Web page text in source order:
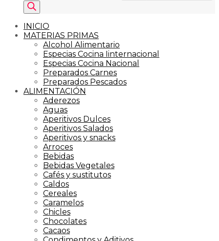
INICIO
MATERIAS PRIMAS
Alcohol Alimentario
Especias Cocina Iinternacional
Especias Cocina Nacional
Preparados Carnes
Preparados Pescados
ALIMENTACIÓN
Aderezos
Aguas
Aperitivos Dulces
Aperitivos Salados
Aperitivos y snacks
Arroces
Bebidas
Bebidas Vegetales
Cafés y sustitutos
Caldos
Cereales
Caramelos
Chicles
Chocolates
Cacaos